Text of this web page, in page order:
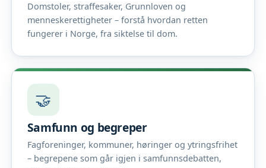
Domstoler, straffesaker, Grunnloven og
menneskerettigheter – forstå hvordan retten
fungerer i Norge, fra siktelse til dom.
🤝
Samfunn og begreper
Fagforeninger, kommuner, høringer og ytringsfrihet
– begrepene som går igjen i samfunnsdebatten,